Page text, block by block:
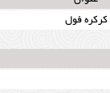
کرکره فول